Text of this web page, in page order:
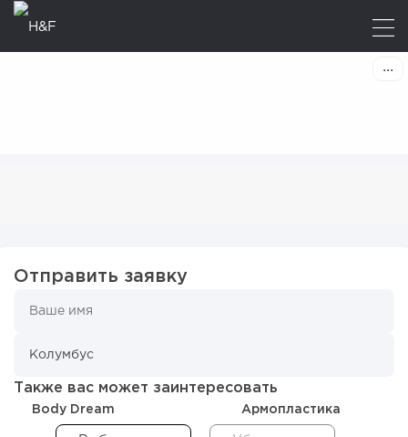
Отправить заявку
Также вас может заинтересовать
Body Dream Армопластика